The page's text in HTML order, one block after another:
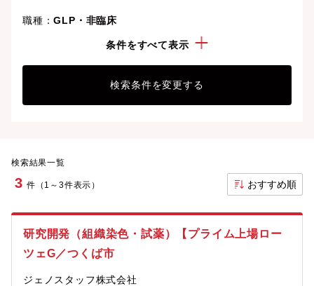
職種：GLP・非臨床
条件をすべて表示
検索条件を変更する
検索結果一覧
3 件（1～3件表示） おすすめ順
研究開発（組織染色・試薬）【プライム上場ロー
ツェG／つくば市
ジェノスタッフ株式会社